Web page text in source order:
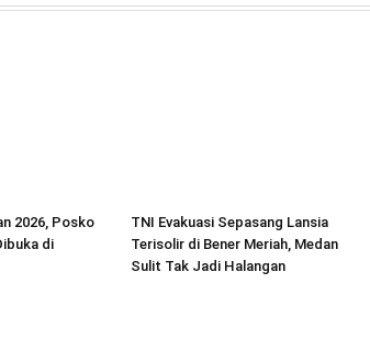
2026, Posko
di
TNI Evakuasi Sepasang Lansia
Terisolir di Bener Meriah, Medan
Sulit Tak Jadi Halangan